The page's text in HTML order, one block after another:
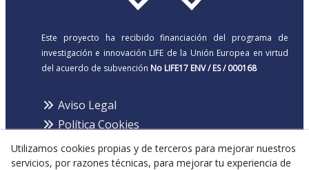
Este proyecto ha recibido financiación del programa de
investigación e innovación LIFE de la Unión Europea en virtud
del acuerdo de subvención No LIFE17 ENV / ES / 000168
Aviso Legal
Política Cookies
Política de Privacidad
Utilizamos cookies propias y de terceros para mejorar nuestros
servicios, por razones técnicas, para mejorar tu experiencia de